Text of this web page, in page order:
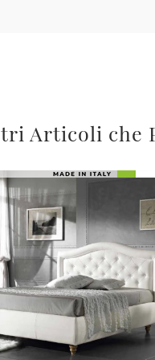
Articoli che